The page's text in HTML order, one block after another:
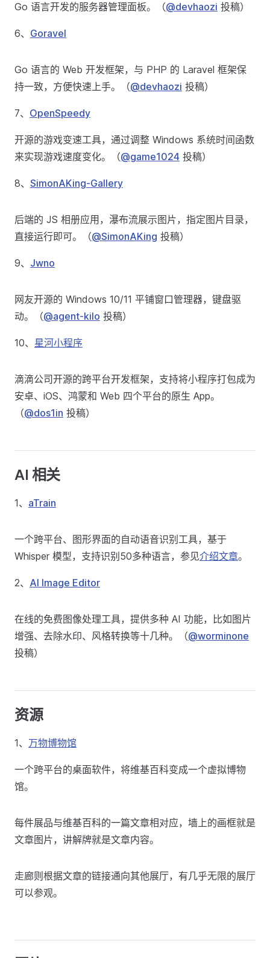
Go 语言开发的服务器管理面板。（@devhaozi 投稿）
6、 Goravel
Go 语言的 Web 开发框架，与 PHP 的 Laravel 框架保
持一致，方便快速上手。（@devhaozi 投稿）
7、 OpenSpeedy
开源的游戏变速工具，通过调整 Windows 系统时间函数
来实现游戏速度变化。（@game1024 投稿）
8、 SimonAKing-Gallery
后端的 JS 相册应用，瀑布流展示图片，指定图片目录，
直接运行即可。（@SimonAKing 投稿）
9、 Jwno
网友开源的 Windows 10/11 平铺窗口管理器，键盘驱
动。（@agent-kilo 投稿）
10、 星河小程序
滴滴公司开源的跨平台开发框架，支持将小程序打包成为
安卓、iOS、鸿蒙和 Web 四个平台的原生 App。
（@dos1in 投稿）
AI 相关
1、 aTrain
一个跨平台、图形界面的自动语音识别工具，基于
Whisper 模型，支持识别50多种语言，参见介绍文章。
2、 AI Image Editor
在线的免费图像处理工具，提供多种 AI 功能，比如图片
增强、去除水印、风格转换等十几种。（@worminone
投稿）
资源
1、 万物博物馆
一个跨平台的桌面软件，将维基百科变成一个虚拟博物
馆。
每件展品与维基百科的一篇文章相对应，墙上的画框就是
文章图片，讲解牌就是文章内容。
走廊则根据文章的链接通向其他展厅，有几乎无限的展厅
可以参观。